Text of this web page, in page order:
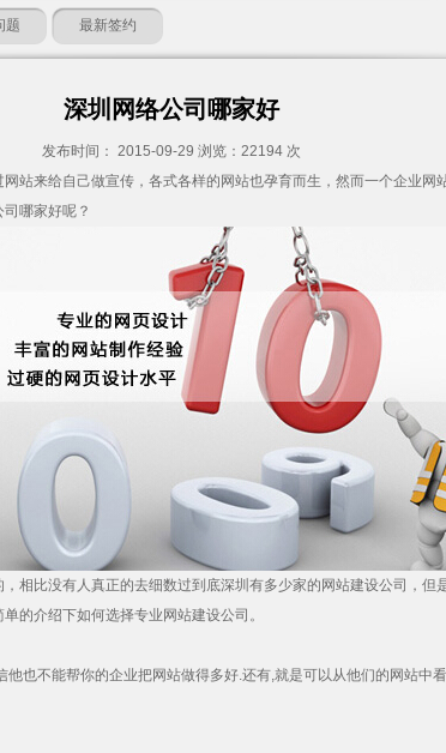
题 最新签约
深圳网络公司哪家好
发布时间： 2015-09-29 浏览：22194 次
站来给自己做宣传，各式各样的网站也孕育而生，然而一个企业
哪家好呢？
相比没有人真正的去细数过到底深圳有多少家的网站建设公司，
的介绍下如何选择专业网站建设公司。
也不能帮你的企业把网站做得多好.还有,就是可以从他们的网站中